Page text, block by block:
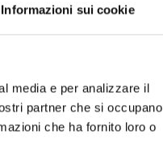
Informazioni sui cookie
media e per analizzare il
partner che si occupano
che ha fornito loro o